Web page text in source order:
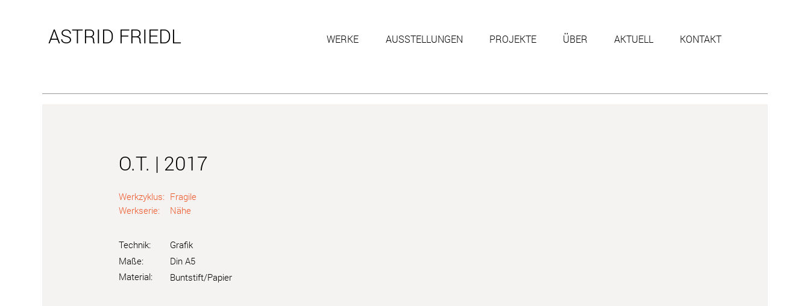
ASTRID FRIEDL WERKE AUSSTELLUNGEN PROJEKTE ÜBER AKTUELL KONTAKT
O.T. | 2017
Werkzyklus: Fragile
Werkserie:
Nähe
Technik:
Maße:
Material:
Grafik
Din A5
Buntstift/Papier